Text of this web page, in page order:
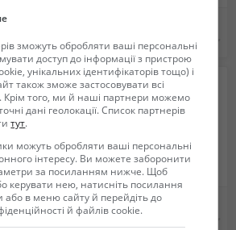
3 500 грн.
Барабанные палочки StarSticks HoRnbeam. Бесплатная доставка по Украине
2 800 грн.
зможуть обробляти ваші персональні
доступ до інформації з пристрою
унікальних ідентифікаторів тощо) і
також зможе застосовувати всі
Крім того, ми й наші партнери можемо
дані геолокації. Список партнерів
тут.
можуть обробляти ваші персональні
інтересу. Ви можете заборонити
за посиланням нижче. Щоб
керувати нею, натисніть посилання
або в меню сайту й перейдіть до
й файлів cookie.